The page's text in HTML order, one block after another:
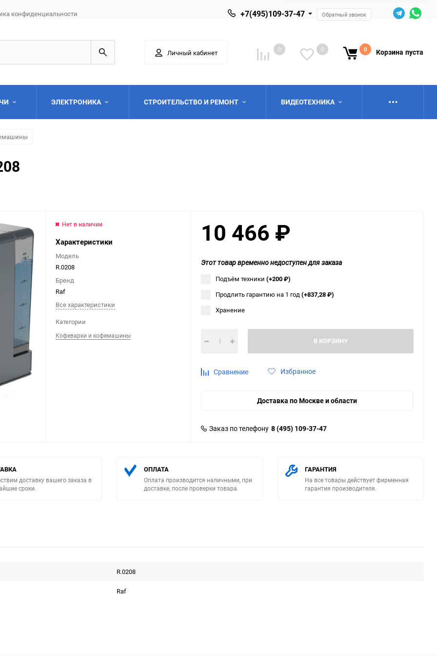
конфиденциальности +7(495)109-37-47 Обратный звонок
Личный кабинет 0 0 0 Корзина пуста
Выберите категорию
ЭЛЕКТРОНИКА СТРОИТЕЛЬСТВО И РЕМОНТ ВИДЕОТЕХНИКА
Нет в наличии
Характеристики
Модель
R.0208
Бренд
Raf
Все характеристики
Категории
Кофеварки и кофемашины
10 466 ₽
Этот товар временно недоступен для заказа
Подъём техники (+200₽)
Продлить гарантию на 1 год(+837,28₽)
Хранение
В КОРЗИНУ
Сравнение Избранное
Доставка по Москве и области
Заказ по телефону 8 (495) 109-37-47
доставку вашего заказа в
сроки.
ОПЛАТА
Оплата производится наличными, при
доставке, после проверки товара.
ГАРАНТИЯ
На все товары действует фирменная
гарантия производителя.
R.0208
Raf